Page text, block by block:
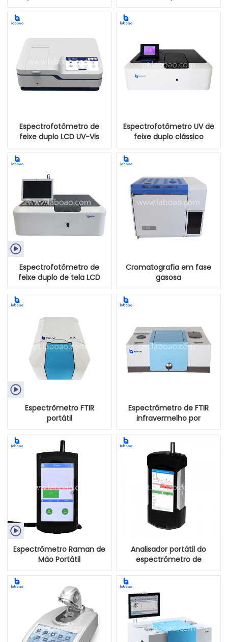
feixe do Viscosímetro do
feixe do dobro 0.1-5nm
botão Omron com
Espectrofotômetro de
feixe duplo LCD UV-Vis
com lâmpada de xenônio
Espectrofotômetro UV de
feixe duplo clássico

Espectrofotômetro de
feixe duplo de tela LCD
móvel
Cromatografia em fase
gasosa

Espectrômetro FTIR
portátil
Espectrômetro de FTIR
infravermelho por
transformada de Fourier

Espectrômetro Raman de
Mão Portátil
Analisador portátil do
espectrômetro de
1064nm Raman